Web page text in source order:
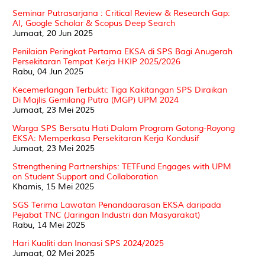
Seminar Putrasarjana : Critical Review & Research Gap:
AI, Google Scholar & Scopus Deep Search
Jumaat, 20 Jun 2025
Penilaian Peringkat Pertama EKSA di SPS Bagi Anugerah
Persekitaran Tempat Kerja HKIP 2025/2026
Rabu, 04 Jun 2025
Kecemerlangan Terbukti: Tiga Kakitangan SPS Diraikan
Di Majlis Gemilang Putra (MGP) UPM 2024
Jumaat, 23 Mei 2025
Warga SPS Bersatu Hati Dalam Program Gotong-Royong
EKSA: Memperkasa Persekitaran Kerja Kondusif
Jumaat, 23 Mei 2025
Strengthening Partnerships: TETFund Engages with UPM
on Student Support and Collaboration
Khamis, 15 Mei 2025
SGS Terima Lawatan Penandaarasan EKSA daripada
Pejabat TNC (Jaringan Industri dan Masyarakat)
Rabu, 14 Mei 2025
Hari Kualiti dan Inonasi SPS 2024/2025
Jumaat, 02 Mei 2025